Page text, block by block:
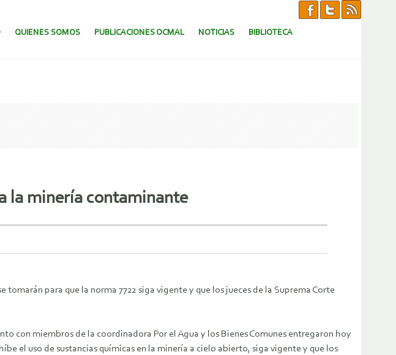
AL CONTENIDO.
QUIENES SOMOS PUBLICACIONES OCMAL NOTICIAS BIBLIOTECA
la minería contaminante
para que la norma 7722 siga vigente y que los jueces de la Suprema Corte
con miembros de la coordinadora Por el Agua y los Bienes Comunes entregaron hoy
el uso de sustancias químicas en la minería a cielo abierto, siga vigente y que los